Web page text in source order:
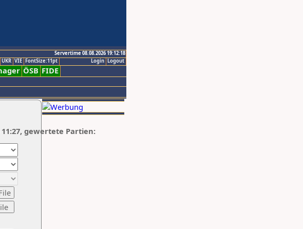
Servertime 08.08.2026 19:12:18
Logout
Login
UKR VIE FontSize:11pt
ÖSB FIDE
11:27, gewertete Partien: